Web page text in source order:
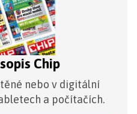
Chip
nebo v digitální
a počítačích.